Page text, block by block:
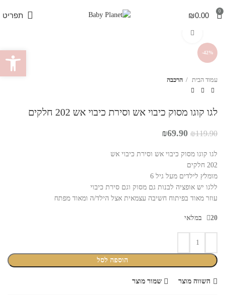
0
₪0.00 תפריט
-42%
עמוד הבית הרכבה
לגו קוגו מסוק כיבוי אש וסירת כיבוי אש 202 חלקים
₪119.90
המחיר
היה:
₪119.90.
₪69.90
הוא:
לגו קוגו מסוק כיבוי אש וסירת כיבוי אש
202 חלקים
מומלץ לילדים מעל גיל 6
ללגו יש אופציה לבנות גם מסוק וגם סירת כיבוי
עוזר מאוד בפיתוח חשיבה עצמאית אצל הילד/ה ומאוד מפתח
20 במלאי
הוספה לסל
השווה מוצר שמור מוצר
פתח